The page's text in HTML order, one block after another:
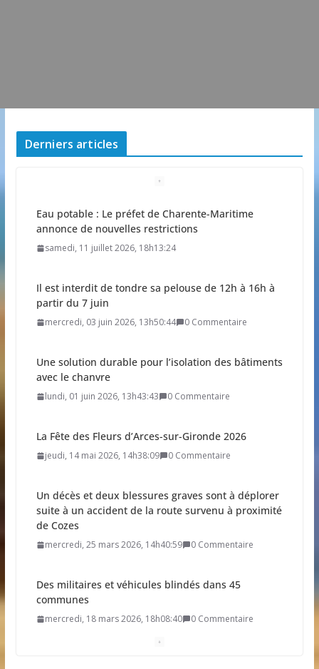
Derniers articles
Eau potable : Le préfet de Charente-Maritime
annonce de nouvelles restrictions
samedi, 11 juillet 2026, 18h13:24
Il est interdit de tondre sa pelouse de 12h à 16h à
partir du 7 juin
mercredi, 03 juin 2026, 13h50:44 0 Commentaire
Une solution durable pour l’isolation des bâtiments
avec le chanvre
lundi, 01 juin 2026, 13h43:43 0 Commentaire
La Fête des Fleurs d’Arces-sur-Gironde 2026
jeudi, 14 mai 2026, 14h38:09 0 Commentaire
Un décès et deux blessures graves sont à déplorer
suite à un accident de la route survenu à proximité
de Cozes
mercredi, 25 mars 2026, 14h40:59 0 Commentaire
Des militaires et véhicules blindés dans 45
communes
mercredi, 18 mars 2026, 18h08:40 0 Commentaire